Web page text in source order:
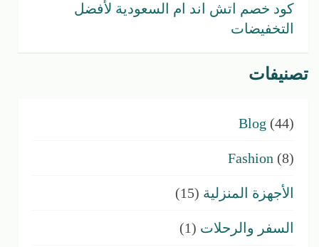
كود خصم اتش اند ام السعودية لأفضل
التخفيضات
تصنيفات
Blog (44)
Fashion (8)
الأجهزة المنزلية (15)
السفر والرحلات (1)